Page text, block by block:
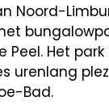
Noord-
Peel. Het
urenlang
Bad.